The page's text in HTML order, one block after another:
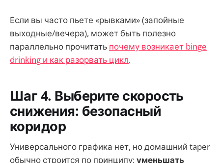
Если вы часто пьете «рывками» (запойные
выходные/вечера), может быть полезно
параллельно прочитать почему возникает binge
drinking и как разорвать цикл.
Шаг 4. Выберите скорость
снижения: безопасный
коридор
Универсального графика нет, но домашний taper
обычно строится по принципу:уменьшать